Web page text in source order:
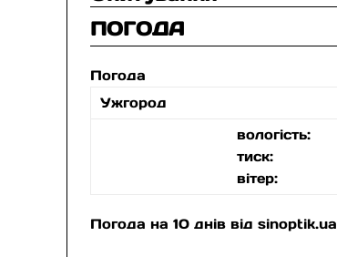
ПОГОДА
Погода
Ужгород
вологість:
тиск:
вітер:
Погода на 10 днів відsinoptik.ua